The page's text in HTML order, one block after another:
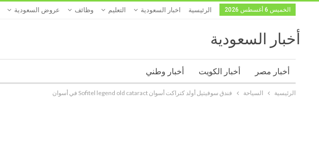
الخميس 6 أغسطس 2026 الرئيسية اخبار السعودية التعليم وظائف عروض السعودية
أخبار السعودية
أخبار مصر أخبار الكويت أخبار وطني
الرئيسية السياحة فندق سوفيتيل أولد كتراكت أسوان Sofitel legend old cataract في أسوان